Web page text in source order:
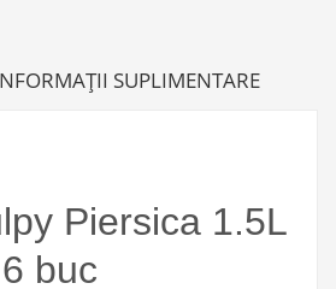
SUPLIMENTARE
Piersica 1.5L
buc